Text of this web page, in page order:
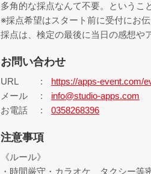
多角的な採点なんて不要。というこ
※採点希望はスタート前に受付にお伝
採点は、検定の最後に当日の感想や
お問い合わせ
URL
https://apps-event.com/
メール
info@studio-apps.com
お電話
0358268396
注意事項
《ルール》
・時間厳守・カラオケ、タクシー